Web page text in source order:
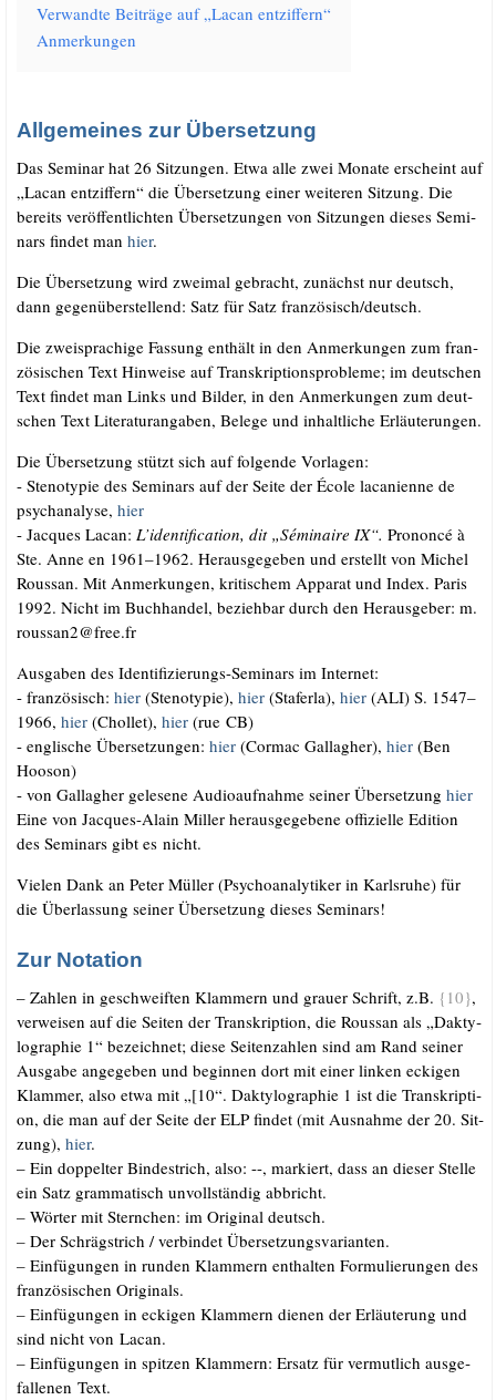
Ver­wand­te Bei­trä­ge auf „Lacan entziffern“
Anmer­kun­gen
Allgemeines zur Übersetzung
Das Semi­nar hat 26 Sit­zun­gen. Etwa alle zwei Mona­te erscheint auf
„Lacan ent­zif­fern“ die Über­set­zung einer wei­te­ren Sit­zung. Die
bereits ver­öf­fent­lich­ten Über­set­zun­gen von Sit­zun­gen die­ses Semi­
nars fin­det man hier.
Die Über­set­zung wird zwei­mal gebracht, zunächst nur deutsch,
dann gegen­über­stel­lend: Satz für Satz französisch/​deutsch.
Die zwei­spra­chi­ge Fas­sung ent­hält in den Anmer­kun­gen zum fran­
zö­si­schen Text Hin­wei­se auf Tran­skrip­ti­ons­pro­ble­me; im deut­schen
Text fin­det man Links und Bil­der, in den Anmer­kun­gen zum deut­
schen Text Lite­ra­tur­an­ga­ben, Bele­ge und inhalt­li­che Erläuterungen.
Die Über­set­zung stützt sich auf fol­gen­de Vorlagen:
- Ste­no­ty­pie des Semi­nars auf der Sei­te der Éco­le laca­ni­en­ne de
psy­ch­ana­ly­se, hier
- Jac­ques Lacan: L’identification, dit „Sémi­n­aire IX“. Pro­non­cé à
Ste. Anne en 1961–1962. Her­aus­ge­ge­ben und erstellt von Michel
Rous­san. Mit Anmer­kun­gen, kri­ti­schem Appa­rat und Index. Paris
1992. Nicht im Buch­han­del, bezieh­bar durch den Her­aus­ge­ber: m.​
roussan2@​free.​fr
Aus­ga­ben des Iden­ti­fi­zie­rungs-Semi­nars im Internet:
- fran­zö­sisch: hier(Ste­no­ty­pie), hier(Sta­fer­la), hier (ALI) S. 1547–
1966, hier(Chol­let), hier(rue CB)
- eng­li­sche Über­set­zun­gen: hier(Cor­mac Gal­lag­her), hier(Ben
Hooson)
- von Gal­lag­her gele­se­ne Audio­auf­nah­me sei­ner Über­set­zung hier
Eine von Jac­ques-Alain Mil­ler her­aus­ge­ge­be­ne offi­zi­el­le Edi­ti­on
des Semi­nars gibt es nicht.
Vie­len Dank an Peter Mül­ler (Psy­cho­ana­ly­ti­ker in Karls­ru­he) für
die Über­las­sung sei­ner Über­set­zung die­ses Seminars!
Zur Notation
– Zah­len in geschweif­ten Klam­mern und grau­er Schrift, z.B. {10},
ver­wei­sen auf die Sei­ten der Tran­skrip­ti­on, die Rous­san als „Dak­ty­
lo­gra­phie 1“ bezeich­net; die­se Sei­ten­zah­len sind am Rand sei­ner
Aus­ga­be ange­ge­ben und begin­nen dort mit einer lin­ken ecki­gen
Klam­mer, also etwa mit „[10“. Dak­ty­lo­gra­phie 1 ist die Tran­skrip­ti­
on, die man auf der Sei­te der ELP fin­det (mit Aus­nah­me der 20. Sit­
zung), hier.
– Ein dop­pel­ter Bin­de­strich, also: --, mar­kiert, dass an die­ser Stel­le
ein Satz gram­ma­tisch unvoll­stän­dig abbricht.
– Wör­ter mit Stern­chen: im Ori­gi­nal deutsch.
– Der Schräg­strich /​ ver­bin­det Übersetzungsvarianten.
– Ein­fü­gun­gen in run­den Klam­mern ent­hal­ten For­mu­lie­run­gen des
fran­zö­si­schen Originals.
– Ein­fü­gun­gen in ecki­gen Klam­mern die­nen der Erläu­te­rung und
sind nicht von Lacan.
– Ein­fü­gun­gen in spit­zen Klam­mern: Ersatz für ver­mut­lich aus­ge­
fal­le­nen Text.